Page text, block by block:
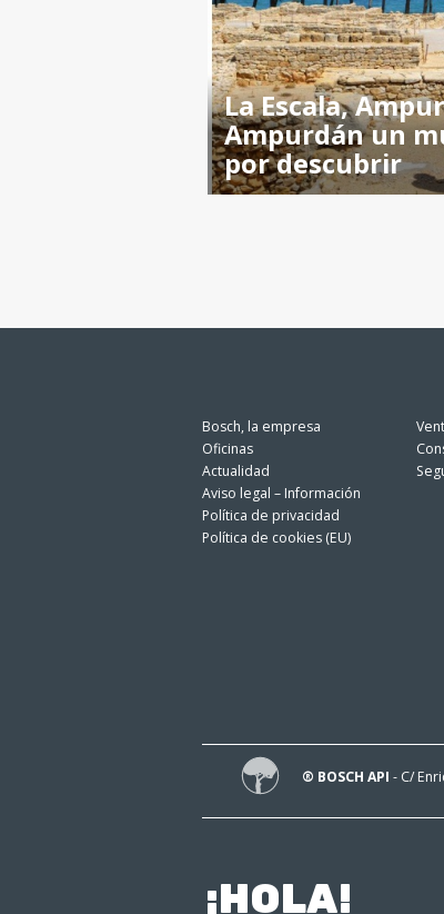
La Escala,
Ampurdán un
por descubrir
Bosch, la empresa
Oficinas
Actualidad
Aviso legal – Información
Política de privacidad
Política de cookies (EU)
® BOSCH API - C/
¡HOLA!